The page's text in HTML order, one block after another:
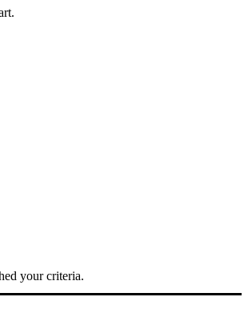
your criteria.